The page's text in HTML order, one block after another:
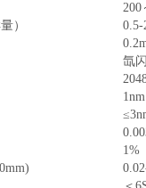
200
）
0.5-
氙
1nm
1%